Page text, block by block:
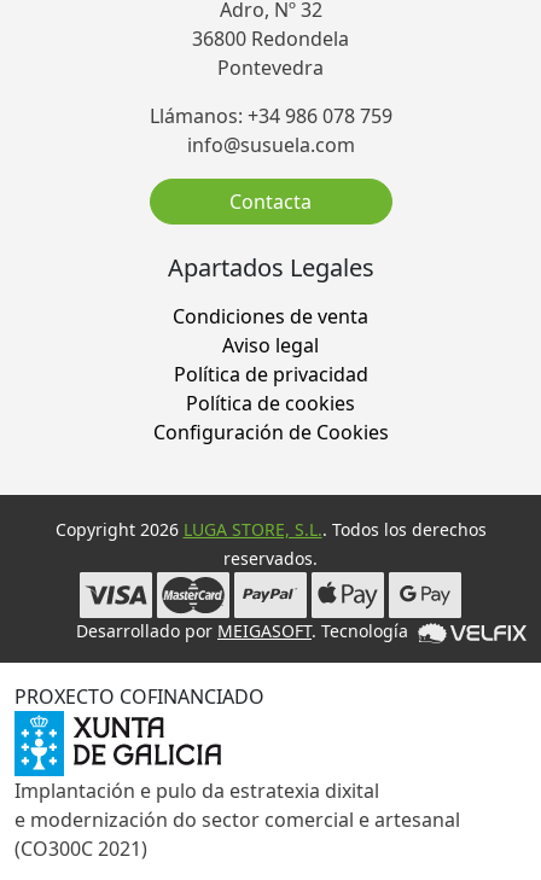
Adro, Nº 32
36800 Redondela
Pontevedra
Llámanos: +34 986 078 759
info@susuela.com
Contacta
Apartados Legales
Condiciones de venta
Aviso legal
Política de privacidad
Política de cookies
Configuración de Cookies
Copyright 2026 LUGA STORE, S.L.. Todos los derechos
reservados.
Desarrollado por MEIGASOFT. Tecnología
PROXECTO COFINANCIADO
Implantación e pulo da estratexia dixital
e modernización do sector comercial e artesanal
(CO300C 2021)